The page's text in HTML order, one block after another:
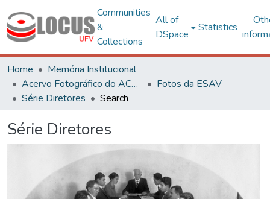
Communities
&
Collections
All of
DSpace
Statistics
Home
Memória Institucional
Acervo Fotográfico do ACH-UFV
Fotos da ESAV
Série Diretores
Search
Série Diretores